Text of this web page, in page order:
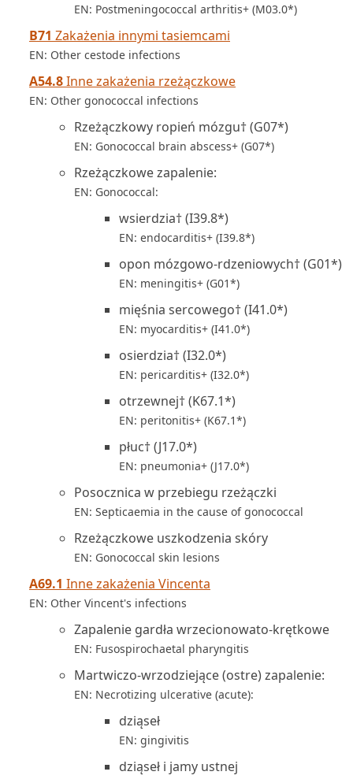
EN: Postmeningococcal arthritis+ (M03.0*)
B71 Zakażenia innymi tasiemcami
EN: Other cestode infections
A54.8Inne zakażenia rzeżączkowe
EN: Other gonococcal infections
Rzeżączkowy ropień mózgu† (G07*)
EN: Gonococcal brain abscess+ (G07*)
Rzeżączkowe zapalenie:
EN: Gonococcal:
wsierdzia† (I39.8*)
EN: endocarditis+ (I39.8*)
opon mózgowo-rdzeniowych† (G01*)
EN: meningitis+ (G01*)
mięśnia sercowego† (I41.0*)
EN: myocarditis+ (I41.0*)
osierdzia† (I32.0*)
EN: pericarditis+ (I32.0*)
otrzewnej† (K67.1*)
EN: peritonitis+ (K67.1*)
płuc† (J17.0*)
EN: pneumonia+ (J17.0*)
Posocznica w przebiegu rzeżączki
EN: Septicaemia in the cause of gonococcal
Rzeżączkowe uszkodzenia skóry
EN: Gonococcal skin lesions
A69.1 Inne zakażenia Vincenta
EN: Other Vincent's infections
Zapalenie gardła wrzecionowato-krętkowe
EN: Fusospirochaetal pharyngitis
Martwiczo-wrzodziejące (ostre) zapalenie:
EN: Necrotizing ulcerative (acute):
dziąseł
EN: gingivitis
dziąseł i jamy ustnej